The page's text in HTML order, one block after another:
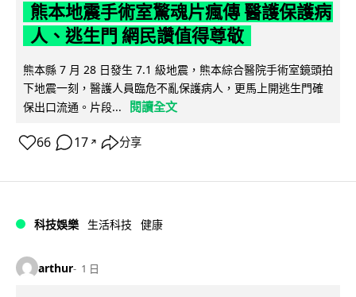
熊本地震手術室驚魂片瘋傳 醫護保護病
人、逃生門 網民讚值得尊敬
熊本縣 7 月 28 日發生 7.1 級地震，熊本綜合醫院手術室鏡頭拍
下地震一刻，醫護人員臨危不亂保護病人，更馬上開逃生門確
保出口流通。片段...
閱讀全文
66 17 ↗ 分享
科技娛樂 生活科技 健康
arthur 1 日